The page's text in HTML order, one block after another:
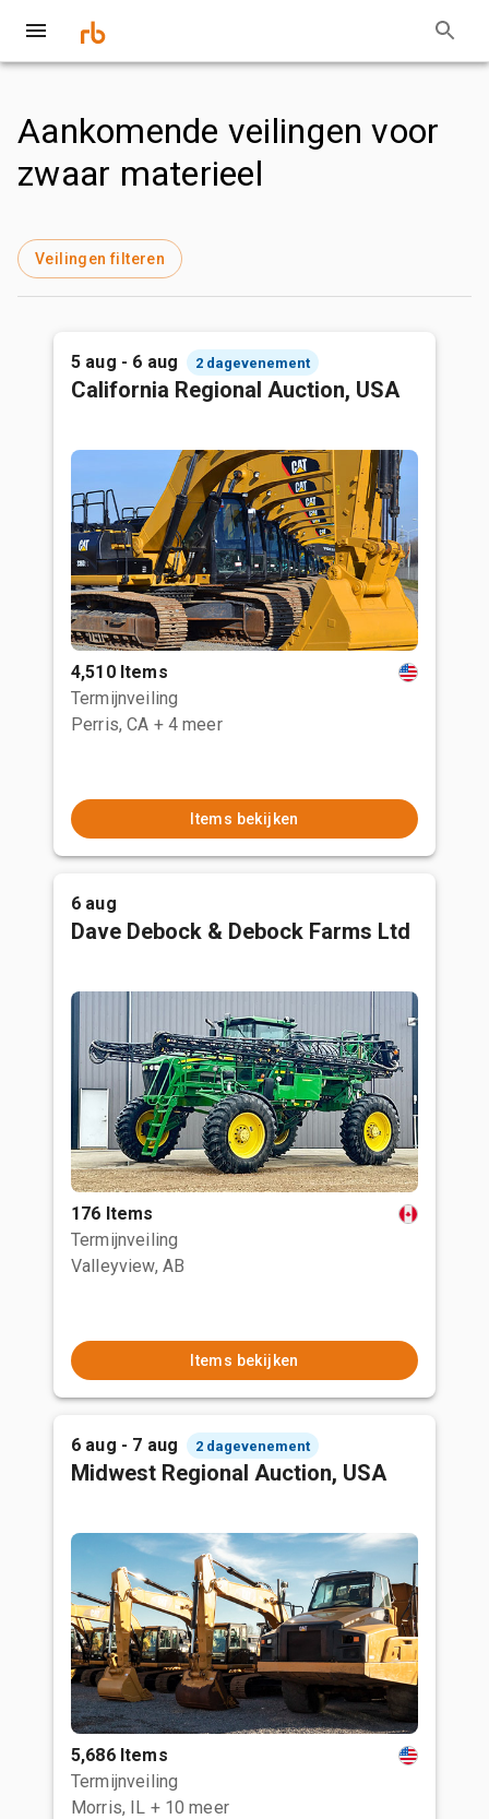
Aankomende veilingen voor
zwaar materieel
Veilingen filteren
5 aug - 6 aug 2 dagevenement
California Regional Auction, USA
4,510 Items
Termijnveiling
Perris, CA + 4 meer
Items bekijken
6 aug
Dave Debock & Debock Farms Ltd
176 Items
Termijnveiling
Valleyview, AB
Items bekijken
6 aug - 7 aug 2 dagevenement
Midwest Regional Auction, USA
5,686 Items
Termijnveiling
Morris, IL + 10 meer